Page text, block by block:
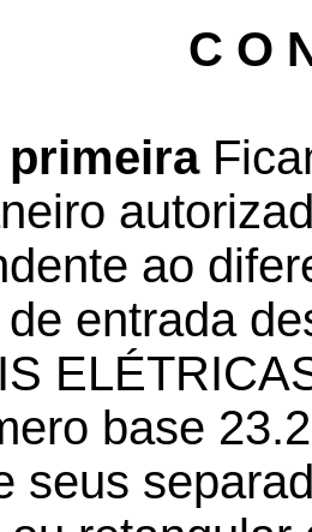
C O
primeira
ao
entrada
base
seus